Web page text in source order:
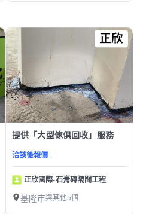
提供「大型傢俱回收」服務
洽談後報價
正欣國際-石膏磚隔間工程
基隆市與其他5個